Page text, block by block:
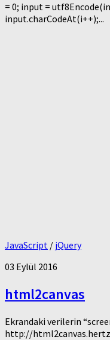
= 0; input =
input.charCodeAt(i++);...
JavaScript / jQuery
03 Eylül 2016
html2canvas
Ekrandaki verilerin
http://